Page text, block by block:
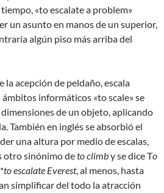
«to escalate a problem»
un asunto en manos de un superior,
algún piso más arriba del
la acepción de peldaño, escala
informáticos «to scale» se
de un objeto, aplicando
También en inglés se absorbió el
una altura por medio de escalas,
otro sinónimo deto climby se dice To
to escalate Everest, al menos, hasta
simplificar del todo la atracción